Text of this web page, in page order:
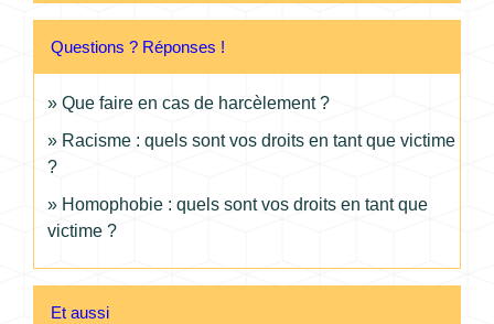
Questions ? Réponses !
Que faire en cas de harcèlement ?
Racisme : quels sont vos droits en tant que victime
?
Homophobie : quels sont vos droits en tant que
victime ?
Et aussi